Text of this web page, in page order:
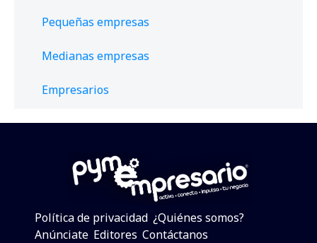
Pequeñas empresas
Medianas empresas
Empresarios
Política de privacidad ¿Quiénes somos?
Anúnciate Editores Contáctanos